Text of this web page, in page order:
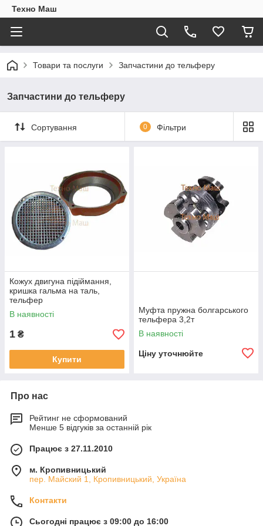
Техно Маш
Товари та послуги Запчастини до тельферу
Запчастини до тельферу
Сортування 0 Фільтри
Кожух двигуна підіймання,
кришка гальма на таль,
тельфер
В наявності
1 ₴
Купити
Муфта пружна болгарського
тельфера 3,2т
В наявності
Ціну уточнюйте
Про нас
Рейтинг не сформований
Менше 5 відгуків за останній рік
Працює з 27.11.2010
м. Кропивницький
пер. Майский 1, Кропивницький, Україна
Контакти
Сьогодні працює з 09:00 до 16:00